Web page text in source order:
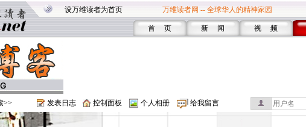
设万维读者为首页 万维读者网 -- 全球华人的精神家园
首 页 新 闻 视 频
>> 发表日志 控制面板 个人相册 给我留言